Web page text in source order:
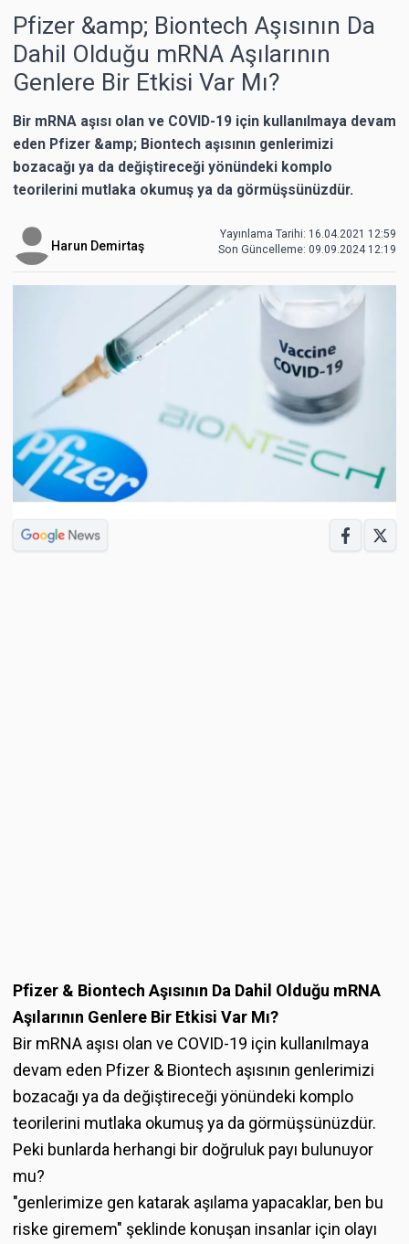
Pfizer &amp; Biontech Aşısının Da
Dahil Olduğu mRNA Aşılarının
Genlere Bir Etkisi Var Mı?
Bir mRNA aşısı olan ve COVID-19 için kullanılmaya devam
eden Pfizer &amp; Biontech aşısının genlerimizi
bozacağı ya da değiştireceği yönündeki komplo
teorilerini mutlaka okumuş ya da görmüşsünüzdür.
Harun Demirtaş
Yayınlama Tarihi: 16.04.2021 12:59
Son Güncelleme: 09.09.2024 12:19
Pfizer & Biontech Aşısının Da Dahil Olduğu mRNA
Aşılarının Genlere Bir Etkisi Var Mı?
Bir mRNA aşısı olan ve COVID-19 için kullanılmaya
devam eden Pfizer & Biontech aşısının genlerimizi
bozacağı ya da değiştireceği yönündeki komplo
teorilerini mutlaka okumuş ya da görmüşsünüzdür.
Peki bunlarda herhangi bir doğruluk payı bulunuyor
mu?
"genlerimize gen katarak aşılama yapacaklar, ben bu
riske giremem" şeklinde konuşan insanlar için olayı